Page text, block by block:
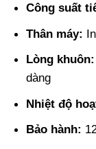
Công suất
Thân máy:
Lòng khuôn:
dàng
Nhiệt độ
Bảo hành: